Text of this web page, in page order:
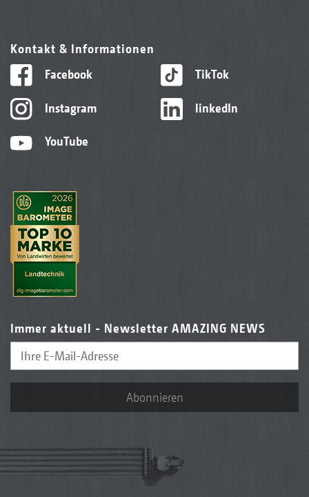
Kontakt & Informationen
Facebook
Instagram
YouTube
TikTok
linkedIn
Immer aktuell - Newsletter AMAZING NEWS
Abonnieren